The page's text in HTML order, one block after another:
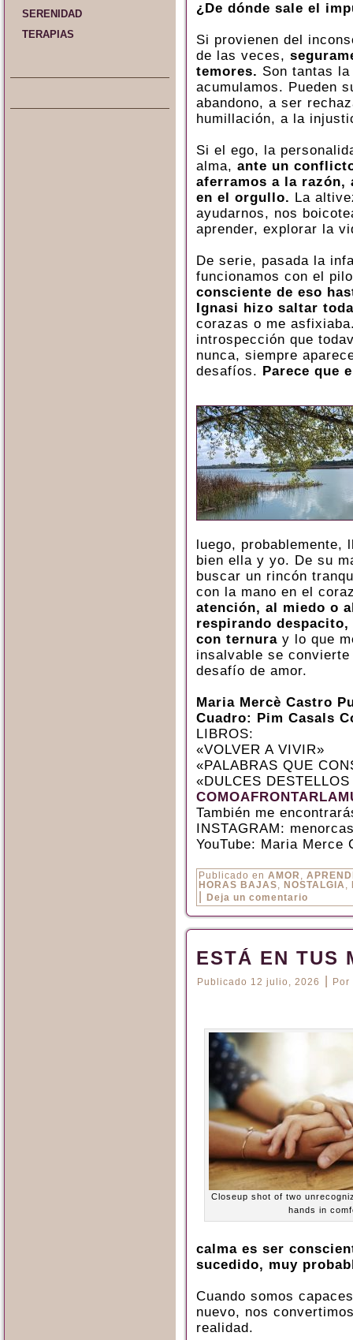
SERENIDAD
TERAPIAS
¿De dónde sale el
Si provienen del
de las veces,
temores. Son tantas
acumulamos. Pueden
abandono, a ser
humillación, a la
Si el ego, la
alma, ante un
aferramos a la razón,
en el orgullo. La
ayudarnos, nos
aprender, explorar la
De serie, pasada la
funcionamos con el
consciente de eso
Ignasi hizo saltar
corazas o me
introspección que
nunca, siempre
desafíos. Parece que
luego, probablemente,
bien ella y yo. De su
buscar un rincón
con la mano en el
atención, al miedo o
respirando despacito,
con ternura y lo que
insalvable se
desafío de amor.
Maria Mercè Castro
Cuadro: Pim Casals
LIBROS:
«VOLVER A VIVIR»
«PALABRAS QUE
«DULCES
También me
INSTAGRAM:
YouTube: Maria Merce
Publicado en AMOR ,
HORAS BAJAS, NOSTALGIA ,
Deja un comentario
ESTÁ EN TUS
Publicado 12 julio, 2026 Por
Closeup shot of two
hands in
calma es ser
sucedido, muy
Cuando somos
nuevo, nos
realidad.